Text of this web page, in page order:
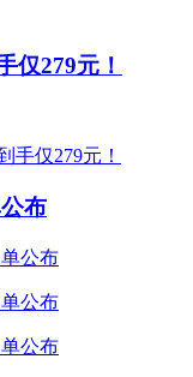
仅279元！
布